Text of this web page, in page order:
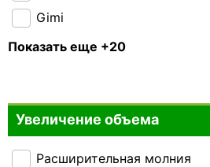
Gimi
CAT
Airtex
Показать еще +20
Увеличение объема
Расширительная молния